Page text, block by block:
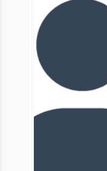
Digelmann